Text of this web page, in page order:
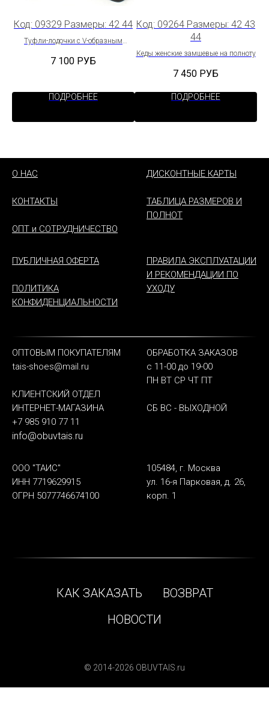
Код: 09329 Размеры: 42 44
Туфли-лодочки с V-образным
7 100 РУБ
ПОДРОБНЕЕ
Код: 09264 Размеры: 42 43
44
Кеды женские замшевые на полноту
7 450 РУБ
ПОДРОБНЕЕ
О НАС
КОНТАКТЫ
ОПТ и СОТРУДНИЧЕСТВО
ДИСКОНТНЫЕ КАРТЫ
ТАБЛИЦА РАЗМЕРОВ И
ПОЛНОТ
ПУБЛИЧНАЯ ОФЕРТА
ПОЛИТИКА
КОНФИДЕНЦИАЛЬНОСТИ
ПРАВИЛА ЭКСПЛУАТАЦИИ
И РЕКОМЕНДАЦИИ ПО
УХОДУ
ОПТОВЫМ ПОКУПАТЕЛЯМ
tais-shoes@mail.ru
КЛИЕНТСКИЙ ОТДЕЛ
ИНТЕРНЕТ-МАГАЗИНА
+7 985 910 77 11
info@obuvtais.ru
ОБРАБОТКА ЗАКАЗОВ
с 11-00 до 19-00
ПН ВТ СР ЧТ ПТ
СБ ВС - ВЫХОДНОЙ
ООО "ТАИС"
ИНН 7719629915
ОГРН 5077746674100
105484, г. Москва
ул. 16-я Парковая, д. 26,
корп. 1
КАК ЗАКАЗАТЬ
ВОЗВРАТ
НОВОСТИ
© 2014-2026 OBUVTAIS.ru